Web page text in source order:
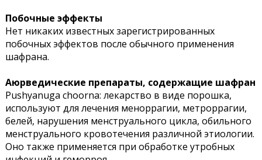
Побочные эффекты
Нет никаких известных зарегистрированных
побочных эффектов после обычного применения
шафрана.
Аюрведические препараты, содержащие шафран
Pushyanuga choorna: лекарство в виде порошка,
используют для лечения меноррагии, метроррагии,
белей, нарушения менструального цикла, обильного
менструального кровотечения различной этиологии.
Оно также применяется при обработке утробных